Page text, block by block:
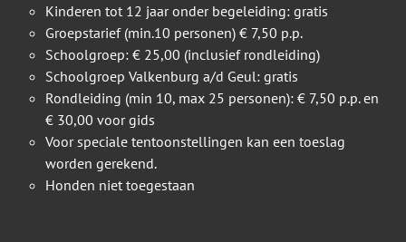
Kinderen tot 12 jaar onder begeleiding: gratis
Groepstarief (min.10 personen) € 7,50 p.p.
Schoolgroep: € 25,00 (inclusief rondleiding)
Schoolgroep Valkenburg a/d Geul: gratis
Rondleiding (min 10, max 25 personen): € 7,50 p.p. en
€ 30,00 voor gids
Voor speciale tentoonstellingen kan een toeslag
worden gerekend.
Honden niet toegestaan